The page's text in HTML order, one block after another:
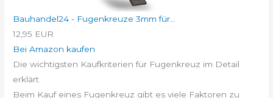
Bauhandel24 - Fugenkreuze 3mm für...
12,95 EUR
Bei Amazon kaufen
Die wichtigsten Kaufkriterien für Fugenkreuz im Detail
erklärt
Beim Kauf eines Fugenkreuz gibt es viele Faktoren zu